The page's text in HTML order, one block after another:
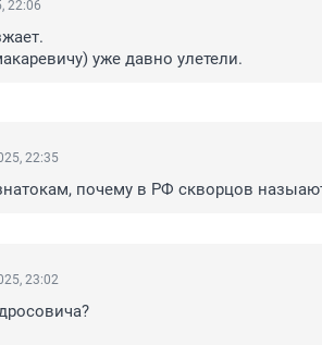
22:06
уже давно улетели.
22:35
почему в РФ скворцов
23:02